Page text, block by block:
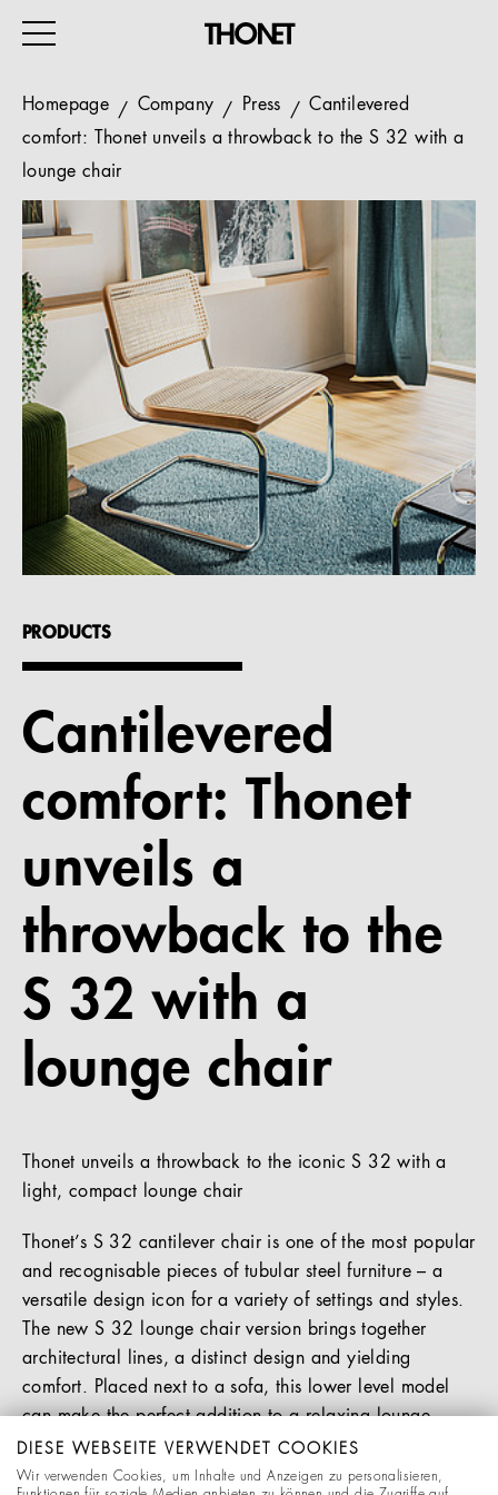
HOME
EVENTS
HOSPITALITY
ALL PRODUCTS
Magazine
Services
References
Homepage Company Press
Cantilevered
comfort: Thonet unveils a throwback to the S 32 with a
lounge chair
PRODUCTS
Cantilevered
comfort: Thonet
unveils a
throwback to the
S 32 with a
lounge chair
Thonet unveils a throwback to the iconic S 32 with a
light, compact lounge chair
Thonet’s S 32 cantilever chair is one of the most popular
and recognisable pieces of tubular steel furniture – a
versatile design icon for a variety of settings and styles.
The new S 32 lounge chair version brings together
architectural lines, a distinct design and yielding
comfort. Placed next to a sofa, this lower level model
can make the perfect addition to a relaxing lounge
area. Alternatively, it stands out as a statement piece in
coworking breakout spaces, elegant reception areas or
DIESE WEBSEITE VERWENDET COOKIES
Wir verwenden Cookies, um Inhalte und Anzeigen zu personalisieren,